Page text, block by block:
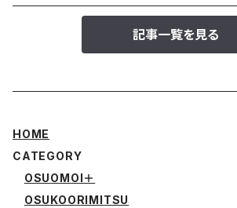
記事一覧を見る
HOME
CATEGORY
OSUOMOI＋
OSUKOORIMITSU